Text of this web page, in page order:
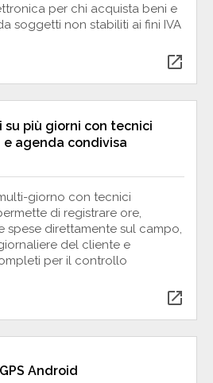
per chi acquista beni e
soggetti non stabiliti ai fini IVA
open_in_new
su più giorni con tecnici
e agenda condivisa
giorno con tecnici
di registrare ore,
spese direttamente sul campo,
del cliente e
per il controllo
open_in_new
Android